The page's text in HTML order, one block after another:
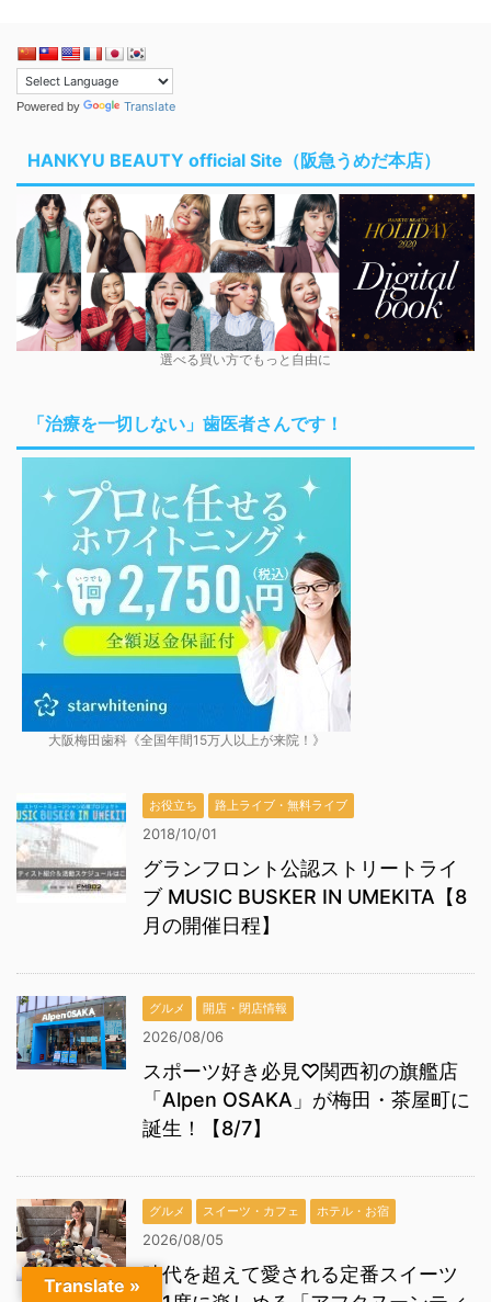
Powered by Translate
HANKYU BEAUTY official Site（阪急うめだ本店）
選べる買い方でもっと自由に
「治療を一切しない」歯医者さんです！
大阪梅田歯科《全国年間15万人以上が来院！》
お役立ち 路上ライブ・無料ライブ
2018/10/01
グランフロント公認ストリートライ
ブ MUSIC BUSKER IN UMEKITA【8
月の開催日程】
グルメ 開店・閉店情報
2026/08/06
スポーツ好き必見♡関西初の旗艦店
「Alpen OSAKA」が梅田・茶屋町に
誕生！【8/7】
グルメ スイーツ・カフェ ホテル・お宿
2026/08/05
時代を超えて愛される定番スイーツ
Translate »